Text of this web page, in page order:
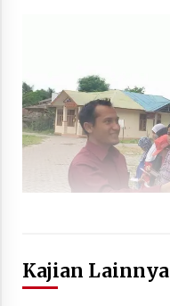
Kajian Lainnya